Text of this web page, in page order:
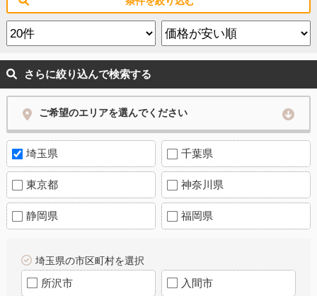
さらに絞り込んで検索する
ご希望のエリアを選んでください
埼玉県 千葉県
東京都 神奈川県
静岡県 福岡県
埼玉県の市区町村を選択
所沢市 入間市